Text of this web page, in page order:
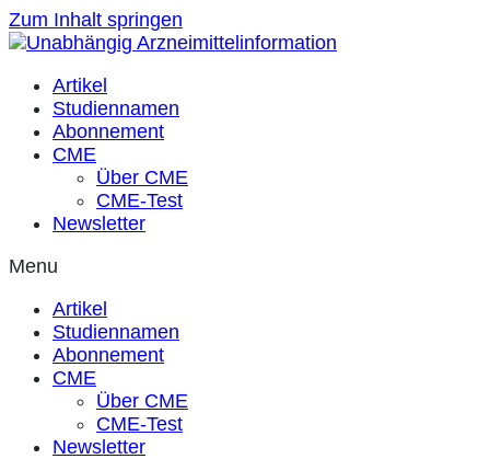
Zum Inhalt springen
Artikel
Studiennamen
Abonnement
CME
Über CME
CME-Test
Newsletter
Menu
Artikel
Studiennamen
Abonnement
CME
Über CME
CME-Test
Newsletter